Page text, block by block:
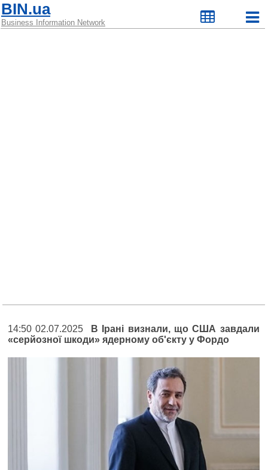
BIN.ua
Business Information Network
14:50 02.07.2025
В Ірані визнали, що США завдали
«серйозної шкоди» ядерному об'єкту у Фордо